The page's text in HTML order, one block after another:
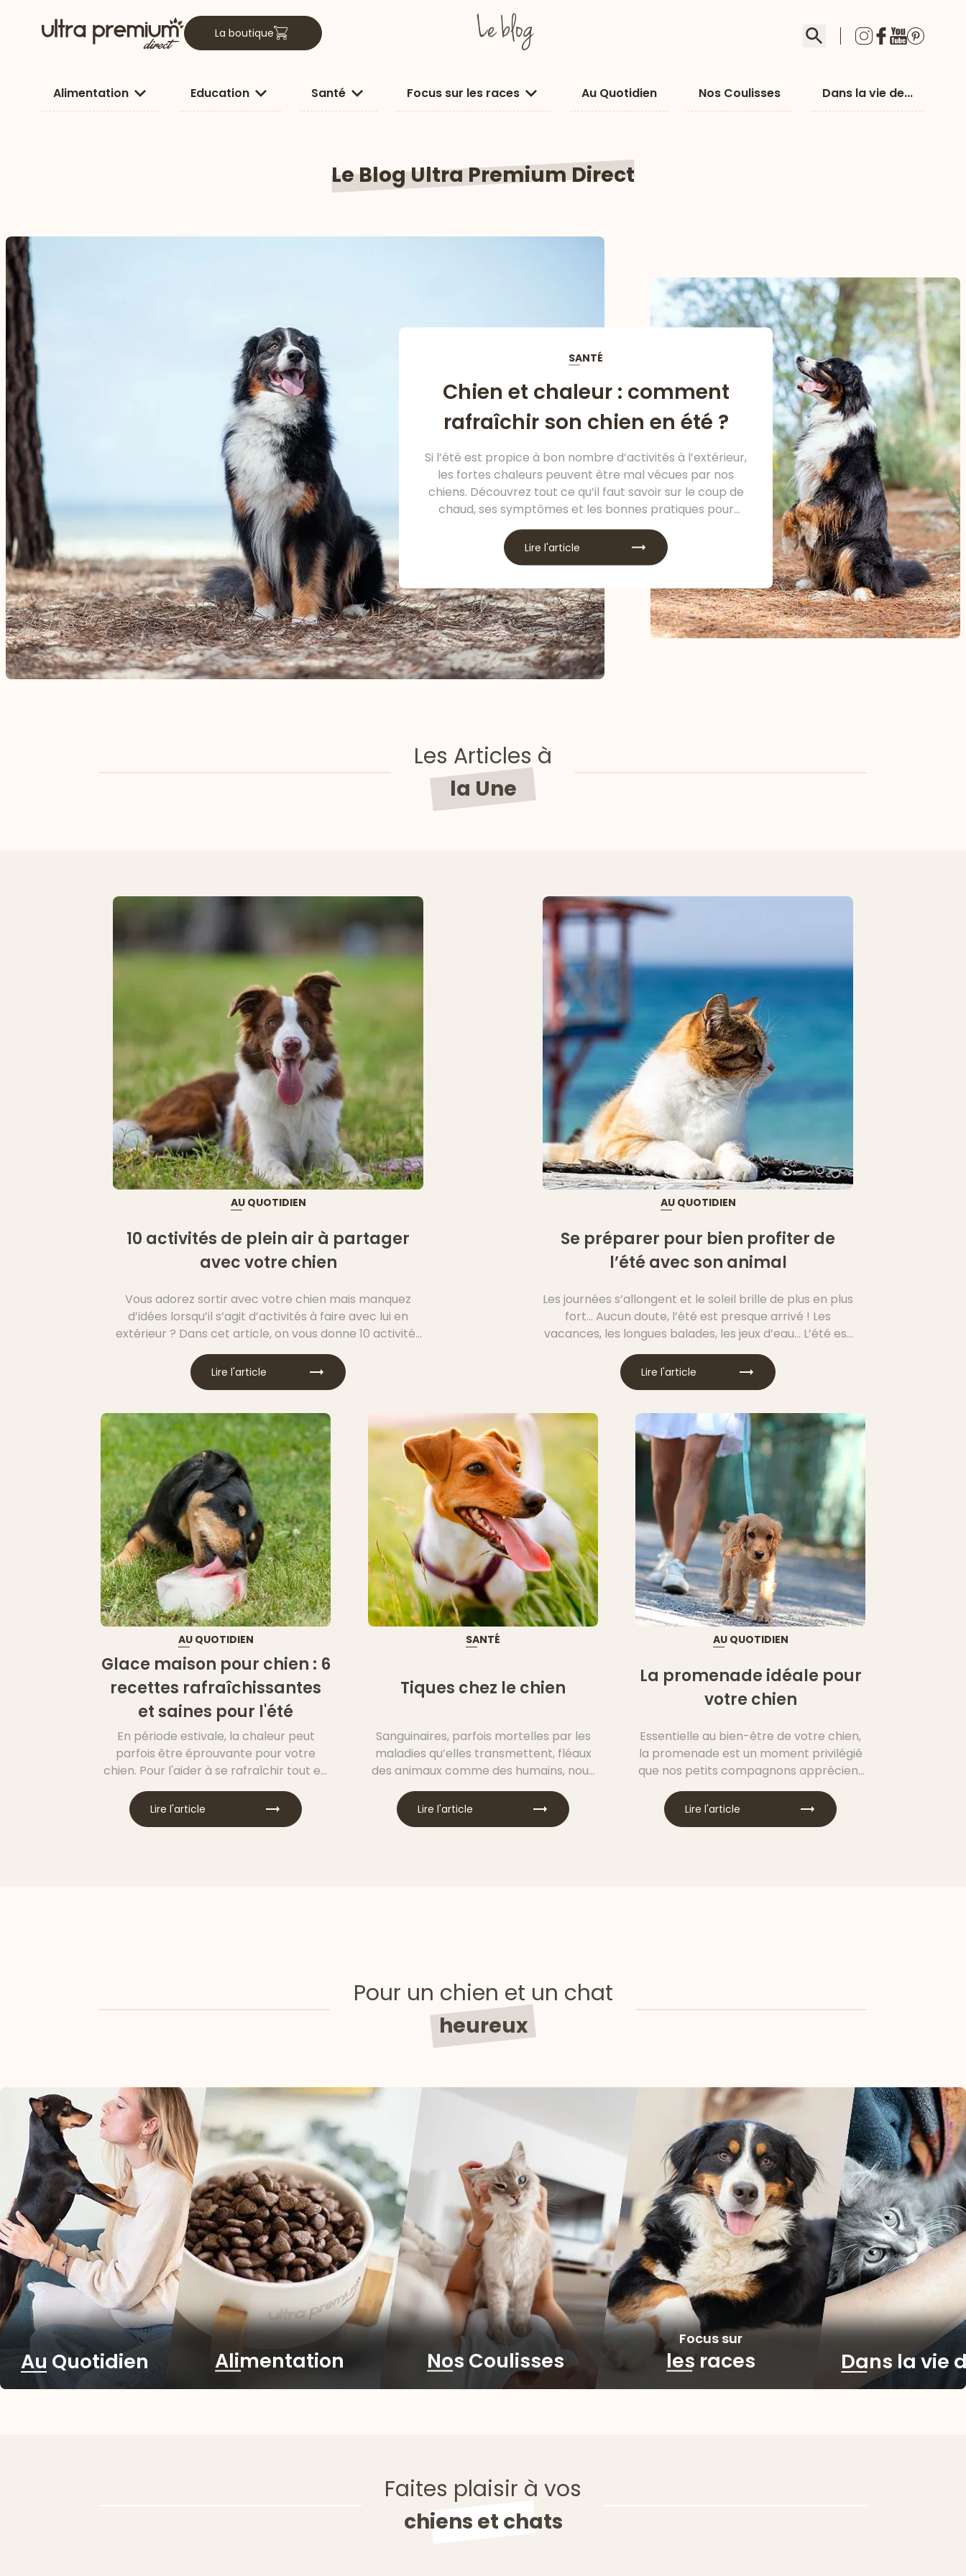
La boutique Rechercher
Alimentation Education Santé Focus sur les races Au Quotidien Nos Coulisses Dans la vie de...
Le BlogUltra Premium Direct
SANTÉ
Chien et chaleur : comment
rafraîchir son chien en été ?
Si l’été est propice à bon nombre d’activités à l’extérieur,
les fortes chaleurs peuvent être mal vécues par nos
chiens. Découvrez tout ce qu’il faut savoir sur le coup de
chaud, ses symptômes et les bonnes pratiques pour
l’éviter afin de profiter de la saison estivale en toute
complicité et en toute sérénité.
Lire l'article
Les Articles à
la Une
AU QUOTIDIEN
10 activités de plein air à partager
avec votre chien
Vous adorez sortir avec votre chien mais manquez
d’idées lorsqu’il s’agit d’activités à faire avec lui en
extérieur ? Dans cet article, on vous donne 10 activités
de plein air à partager avec votre petit compagnon,
pour des moments de complicité et de bonheur
Lire l'article
AU QUOTIDIEN
Se préparer pour bien profiter de
l’été avec son animal
Les journées s’allongent et le soleil brille de plus en plus
fort… Aucun doute, l’été est presque arrivé ! Les
vacances, les longues balades, les jeux d’eau… L’été est
la saison des nouvelles aventures et des découvertes.
Comment bien s’y préparer pour le vivre en toute
sécurité et s’assurer des heures de jeu dans la bonne
Lire l'article
AU QUOTIDIEN
Glace maison pour chien : 6
recettes rafraîchissantes
et saines pour l'été
En période estivale, la chaleur peut
parfois être éprouvante pour votre
chien. Pour l'aider à se rafraîchir tout en
lui faisant plaisir, vous pouvez réaliser
des glaces maison spécialement
conçues pour lui ! Découvrez comment
Lire l'article
SANTÉ
Tiques chez le chien
Sanguinaires, parfois mortelles par les
maladies qu’elles transmettent, fléaux
des animaux comme des humains, nous
parlons bien des tiques, ces parasites
dont on se passerait bien ! Comment
éviter les tiques chez le chien ?
Lire l'article
AU QUOTIDIEN
La promenade idéale pour
votre chien
Essentielle au bien-être de votre chien,
la promenade est un moment privilégié
que nos petits compagnons apprécient
tout particulièrement. Cependant,
promener, oui, mais pas n’importe
comment ! Il existe des bonnes
Lire l'article
Pour un chien et un chat
heureux
Au Quotidien Alimentation Nos Coulisses
Focus sur
les races Dans la vie
Faites plaisir à vos
chiens et chats